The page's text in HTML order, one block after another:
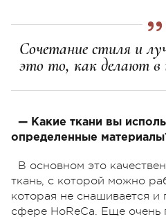
Сочетание стиля и
это то, как делают
— Какие ткани вы
определенные
В основном это
ткань, с которой можно
которая не снашивается и
сфере HoReCa. Еще очень